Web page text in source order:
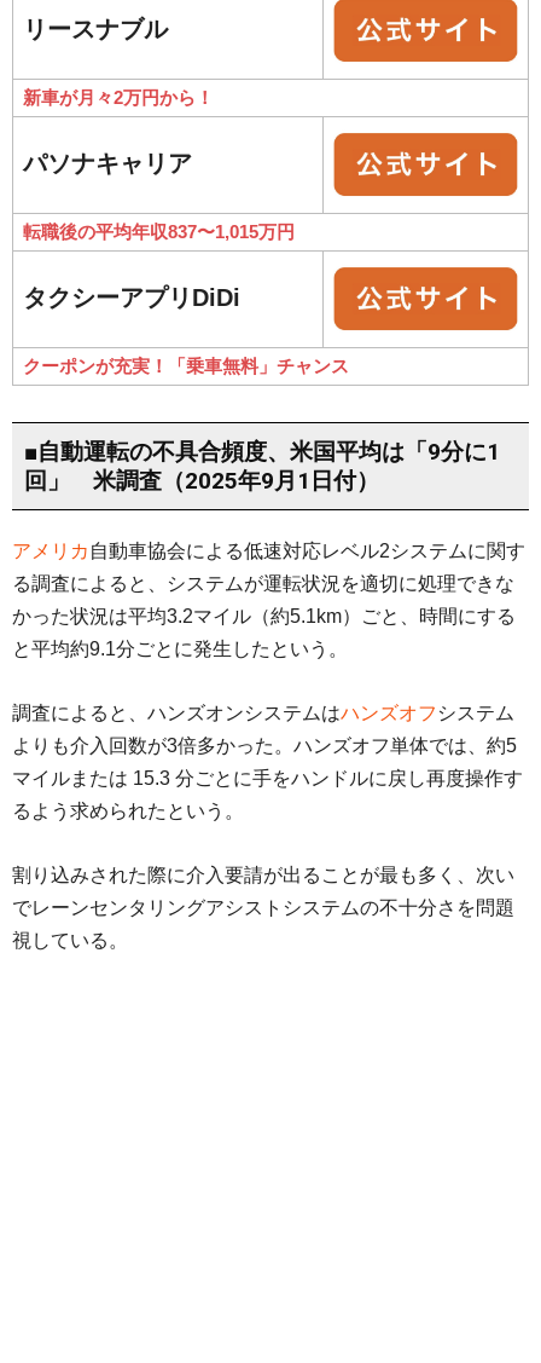
リースナブル
新車が月々2万円から！
パソナキャリア
転職後の平均年収837〜1,015万円
タクシーアプリDiDi
クーポンが充実！「乗車無料」チャンス
■自動運転の不具合頻度、米国平均は「9分に1
回」 米調査（2025年9月1日付）
アメリカ 自動車協会による低速対応レベル2システムに関す
る調査によると、システムが運転状況を適切に処理できな
かった状況は平均3.2マイル（約5.1km）ごと、時間にする
と平均約9.1分ごとに発生したという。
調査によると、ハンズオンシステムはハンズオフ システム
よりも介入回数が3倍多かった。ハンズオフ単体では、約5
マイルまたは 15.3 分ごとに手をハンドルに戻し再度操作す
るよう求められたという。
割り込みされた際に介入要請が出ることが最も多く、次い
でレーンセンタリングアシストシステムの不十分さを問題
視している。